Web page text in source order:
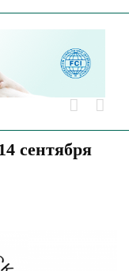
сентября